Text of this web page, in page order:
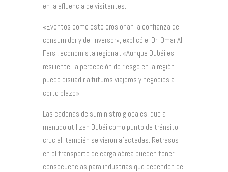
en la afluencia de visitantes.
«Eventos como este erosionan la confianza del
consumidor y del inversor», explicó el Dr. Omar Al-
Farsi, economista regional. «Aunque Dubái es
resiliente, la percepción de riesgo en la región
puede disuadir a futuros viajeros y negocios a
corto plazo».
Las cadenas de suministro globales, que a
menudo utilizan Dubái como punto de tránsito
crucial, también se vieron afectadas. Retrasos
en el transporte de carga aérea pueden tener
consecuencias para industrias que dependen de